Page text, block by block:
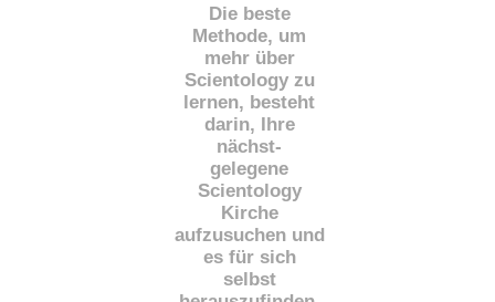
Die beste
Methode, um
mehr über
Scientology zu
lernen, besteht
darin, Ihre
nächst-
gelegene
Scientology
Kirche
aufzusuchen und
es für sich
selbst